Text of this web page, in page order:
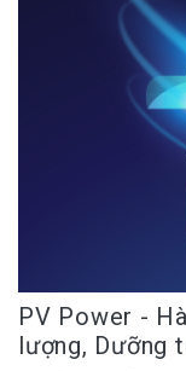
PV Power -
lượng, Dưỡng